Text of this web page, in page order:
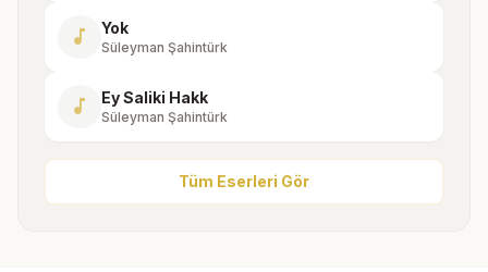
music_note Yok
Süleyman Şahintürk
music_note Ey Saliki Hakk
Süleyman Şahintürk
Tüm Eserleri Gör